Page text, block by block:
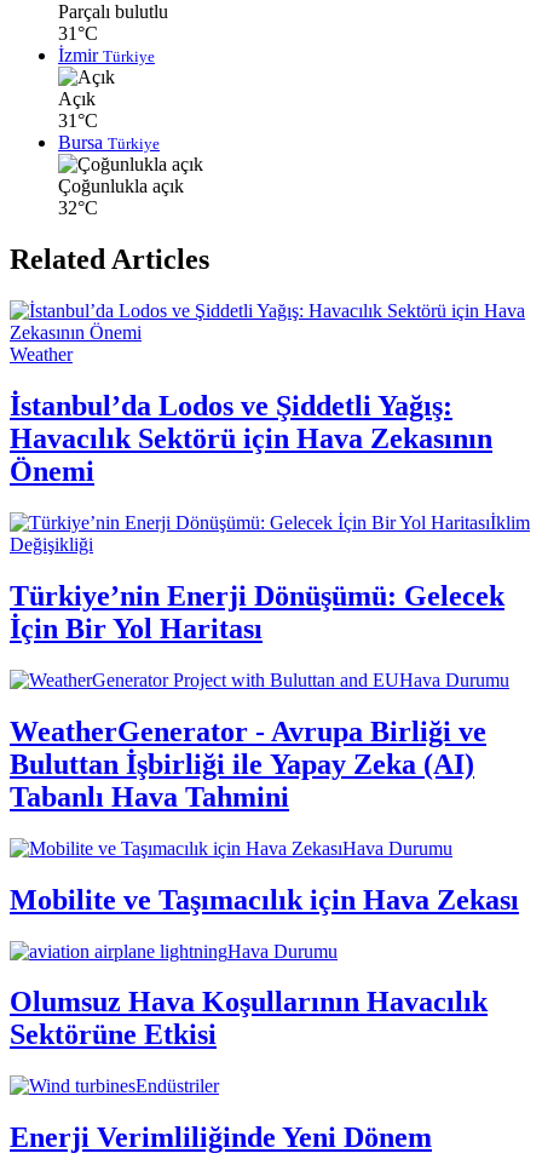
Parçalı bulutlu
31°C
İzmir Türkiye
Açık
31°C
Bursa Türkiye
Çoğunlukla açık
32°C
Related Articles
Weather
İstanbul’da Lodos ve Şiddetli Yağış:
Havacılık Sektörü için Hava Zekasının
Önemi
İklim
Değişikliği
Türkiye’nin Enerji Dönüşümü: Gelecek
İçin Bir Yol Haritası
Hava Durumu
WeatherGenerator - Avrupa Birliği ve
Buluttan İşbirliği ile Yapay Zeka (AI)
Tabanlı Hava Tahmini
Hava Durumu
Mobilite ve Taşımacılık için Hava Zekası
Hava Durumu
Olumsuz Hava Koşullarının Havacılık
Sektörüne Etkisi
Endüstriler
Enerji Verimliliğinde Yeni Dönem